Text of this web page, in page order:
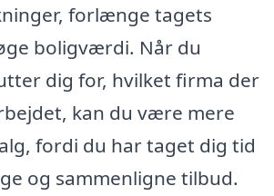
forlænge tagets
boligværdi. Når du
dig for, hvilket firma der
kan du være mere
fordi du har taget dig tid
og sammenligne tilbud.